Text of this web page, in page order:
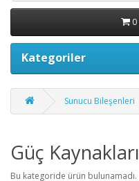
Kategoriler
Sunucu Bileşenleri
Güç Kaynakları
Bu kategoride ürün bulunamadı.